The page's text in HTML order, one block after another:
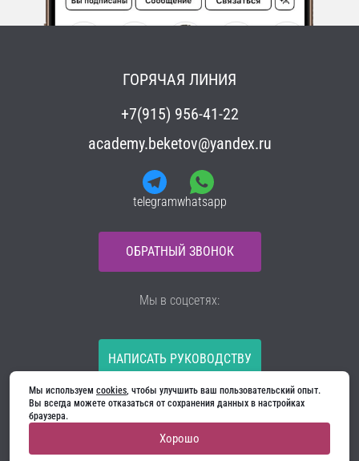
ГОРЯЧАЯ ЛИНИЯ
+7(915) 956-41-22
academy.beketov@yandex.ru
telegramwhatsapp
ОБРАТНЫЙ ЗВОНОК
НАПИСАТЬ РУКОВОДСТВУ
Все материалы на сайте принадлежат компании
ООО «Ягуар-М» — входные и межкомнатные двери
Политика конфиденциальности
Договор оферты
Мы в соцсетях:
Мы используем cookies, чтобы улучшить ваш пользовательский опыт.
Вы всегда можете отказаться от сохранения данных в настройках
браузера.
Хорошо